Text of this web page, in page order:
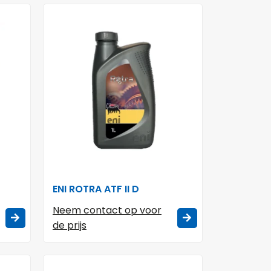
ENI ROTRA ATF II D
Neem contact op voor
de prijs